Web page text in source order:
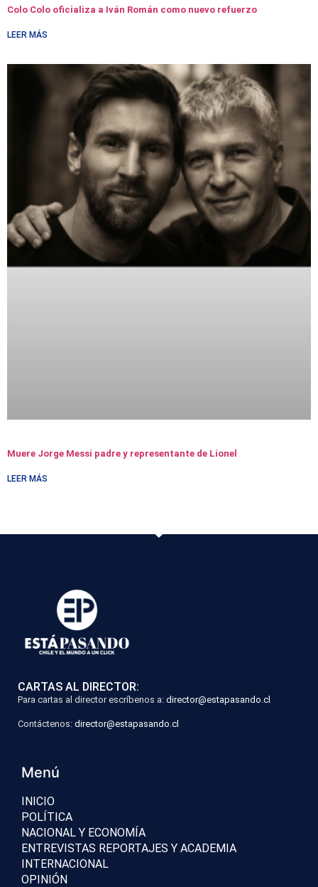
Colo Colo oficializa a Iván Román como nuevo refuerzo
LEER MÁS
Muere Jorge Messi padre y representante de Lionel
LEER MÁS
CARTAS AL DIRECTOR:
Para cartas al director escríbenos a: director@estapasando.cl
Contáctenos: director@estapasando.cl
Menú
INICIO
POLÍTICA
NACIONAL Y ECONOMÍA
ENTREVISTAS REPORTAJES Y ACADEMIA
INTERNACIONAL
OPINIÓN